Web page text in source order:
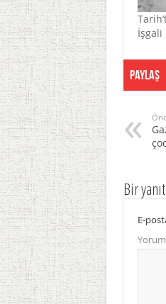
İşgali
Paylaş
Bir
E-
Yorum